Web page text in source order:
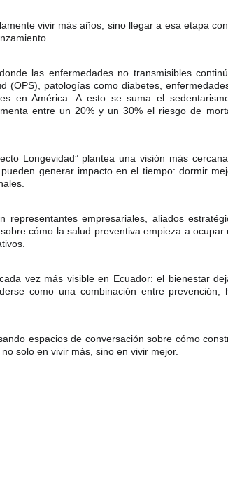
vivir más años, sino llegar a esa etapa
las enfermedades no transmisibles
(OPS), patologías como diabetes,
en América. A esto se suma el
entre un 20% y un 30% el riesgo de
Longevidad” plantea una visión más
generar impacto en el tiempo: dormir
representantes empresariales, aliados
cómo la salud preventiva empieza a
vez más visible en Ecuador: el bienestar
como una combinación entre prevención,
espacios de conversación sobre cómo
solo en vivir más, sino en vivir mejor.